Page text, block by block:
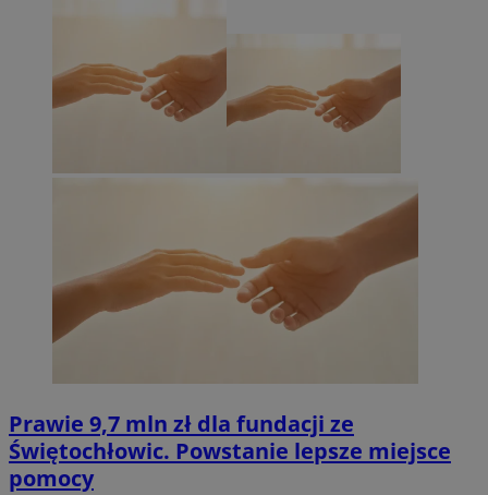
Prawie 9,7 mln zł dla fundacji ze
Świętochłowic. Powstanie lepsze miejsce
pomocy